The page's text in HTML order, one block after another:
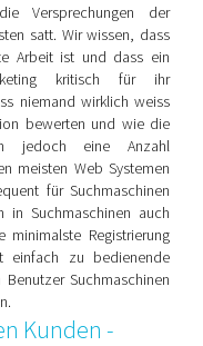
Versprechungen der
satt. Wir wissen, dass
Arbeit ist und dass ein
kritisch für ihr
niemand wirklich weiss
bewerten und wie die
jedoch eine Anzahl
meisten Web Systemen
für Suchmaschinen
in Suchmaschinen auch
Registrierung
einfach zu bedienende
Suchmaschinen
Kunden -